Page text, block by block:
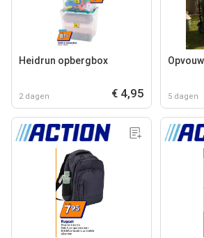
Heidrun opbergbox
2 dagen € 4,95 5 dagen